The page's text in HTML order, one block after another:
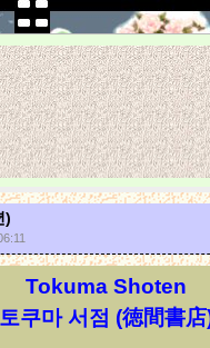
)
Tokuma Shoten
토쿠마 서점 (徳間書店